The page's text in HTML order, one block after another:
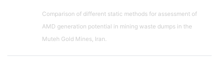
Comparison of different static methods for assessment of
AMD generation potential in mining waste dumps in the
Muteh Gold Mines, Iran.